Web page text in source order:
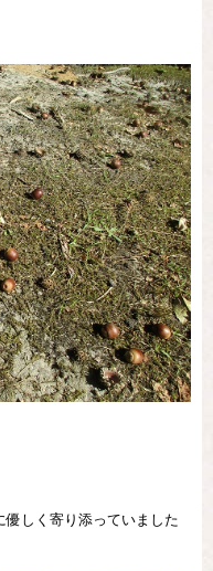
しく寄り添っていました